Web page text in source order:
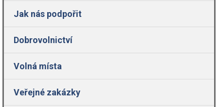
Jak nás podpořit
Dobrovolnictví
Volná místa
Veřejné zakázky